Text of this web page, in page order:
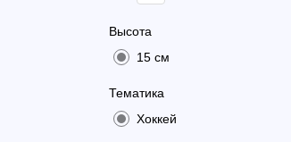
Высота
15 см
Тематика
Хоккей